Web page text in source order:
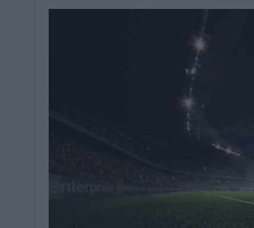
LUIS ARQUILLOS (BURGO DE ARIAS): “LA
‘EL PARAÍSO MÁS CERCA’, DE 22GRADOS PARA
‘LA ÚNICA CERVEZA DEL MUNDO QUE SE
‘EL FÚTBOL SIN LAS PERSONAS’, DE DENTSU
CAPAZ, LA CERVEZA QUE CONVIERTE CADA
BABARIA Y MAXIBON SON ‘EL MATCH PERFECTO DEL
AUDIBLE REIVINDICA EL PODER TRANSFORMADOR